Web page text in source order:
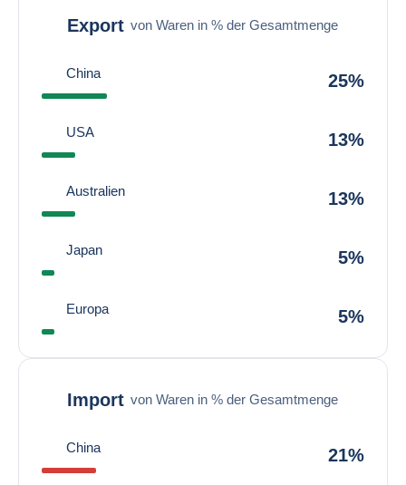
Export von Waren in % der Gesamtmenge
China 25%
USA 13%
Australien 13%
Japan 5%
Europa 5%
Import von Waren in % der Gesamtmenge
China 21%